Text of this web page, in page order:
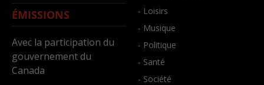
ÉMISSIONS
Avec la participation du
gouvernement du
Canada
- Loisirs
- Musique
- Politique
- Santé
- Société